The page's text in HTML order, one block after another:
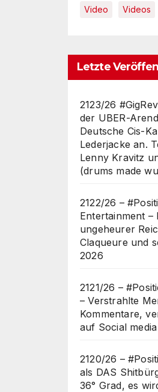
Video Videos
Letzte
2123/26
der UBER-
Deutsche Cis-
Lederjacke an.
Lenny Kravitz
(drums made
2122/26 –
Entertainment –
ungeheurer
Claqueure und
2026
2121/26 –
– Verstrahlte
Kommentare,
auf Social media
2120/26 –
als DAS
36° Grad, es